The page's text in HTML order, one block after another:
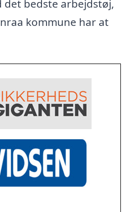
bedste arbejdstøj,
kommune har at